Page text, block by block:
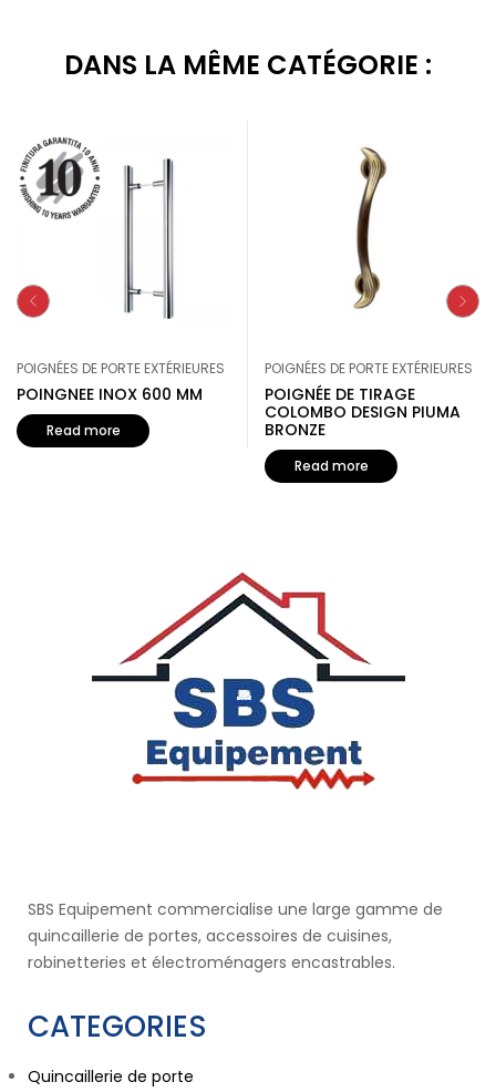
DANS LA MÊME CATÉGORIE :
POIGNÉES DE PORTE EXTÉRIEURES
POINGNEE INOX 600 MM
Read more
POIGNÉES DE PORTE EXTÉRIEURES
POIGNÉE DE TIRAGE
COLOMBO DESIGN PIUMA
BRONZE
Read more
SBS Equipement commercialise une large gamme de
quincaillerie de portes, accessoires de cuisines,
robinetteries et électroménagers encastrables.
CATEGORIES
Quincaillerie de porte